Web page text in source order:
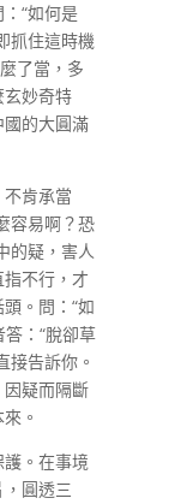
“如何是
抓住這時機
了當，多
妙奇特
的大圓滿
肯承當
容易啊？恐
的疑，害人
不行，才
。問：“如
答：“脫卻草
接告訴你。
疑而隔斷
。
。在事境
，圓透三